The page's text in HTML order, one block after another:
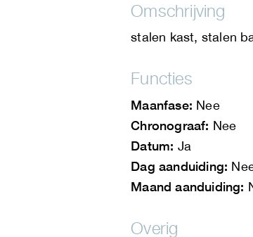
Omschrijving
stalen kast, stalen
Functies
Maanfase: Nee
Chronograaf: Nee
Datum: Ja
Dag aanduiding:
Maand aanduiding:
Overig